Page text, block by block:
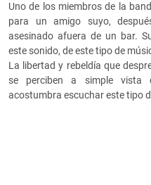
Uno de los miembros de la
para un amigo suyo,
asesinado afuera de un bar.
este sonido, de este tipo de
La libertad y rebeldía que
se perciben a simple vista
acostumbra escuchar este tipo